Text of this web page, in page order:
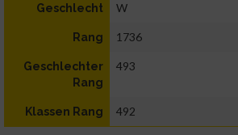
Geschlecht W
Rang 1736
Geschlechter
Rang
493
Klassen Rang 492